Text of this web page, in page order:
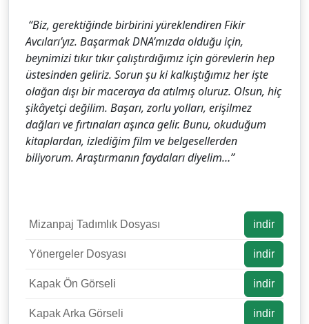
“Biz, gerektiğinde birbirini yüreklendiren Fikir
Avcıları’yız. Başarmak DNA’mızda olduğu için,
beynimizi tıkır tıkır çalıştırdığımız için görevlerin hep
üstesinden geliriz. Sorun şu ki kalkıştığımız her işte
olağan dışı bir maceraya da atılmış oluruz. Olsun, hiç
şikâyetçi değilim. Başarı, zorlu yolları, erişilmez
dağları ve fırtınaları aşınca gelir. Bunu, okuduğum
kitaplardan, izlediğim film ve belgesellerden
biliyorum. Araştırmanın faydaları diyelim…”
Mizanpaj Tadımlık Dosyası indir
Yönergeler Dosyası indir
Kapak Ön Görseli indir
Kapak Arka Görseli indir